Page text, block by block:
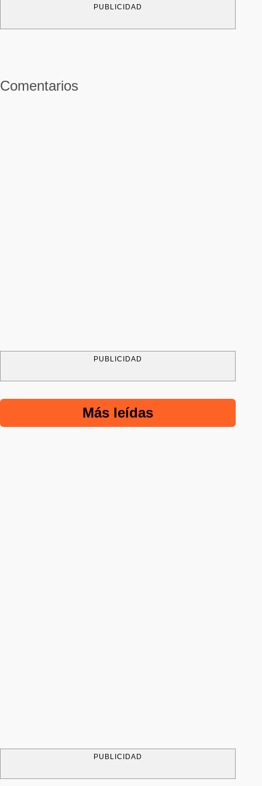
PUBLICIDAD
Comentarios
PUBLICIDAD
Más leídas
PUBLICIDAD